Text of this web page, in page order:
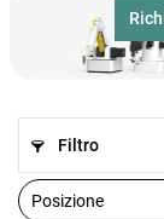
Filtro